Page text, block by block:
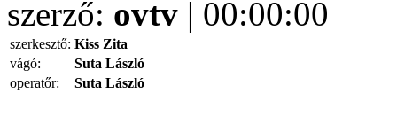
szerző: ovtv | 00:00:00
szerkesztő: Kiss Zita
vágó:
Suta László
operatőr:
Suta László